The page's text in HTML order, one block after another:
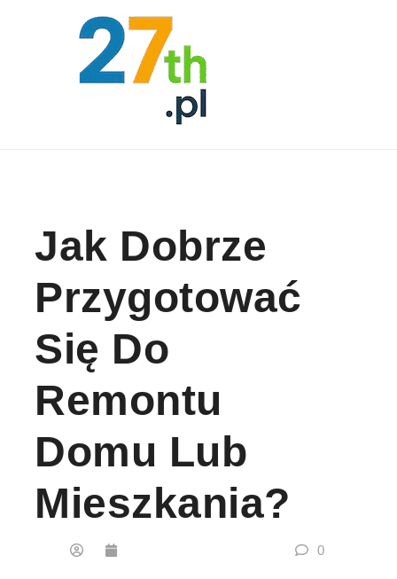
Jak Dobrze
Przygotować
Się Do
Remontu
Domu Lub
Mieszkania?
0